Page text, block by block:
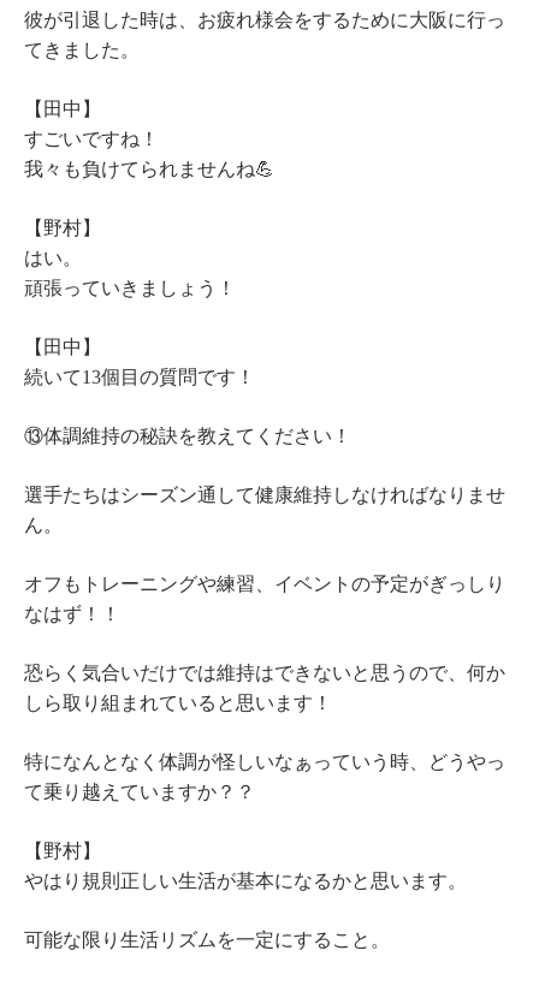
彼が引退した時は、お疲れ様会をするために大阪に行っ
てきました。
【田中】
すごいですね！
我々も負けてられませんね💪
【野村】
はい。
頑張っていきましょう！
【田中】
続いて13個目の質問です！
⑬体調維持の秘訣を教えてください！
選手たちはシーズン通して健康維持しなければなりませ
ん。
オフもトレーニングや練習、イベントの予定がぎっしり
なはず！！
恐らく気合いだけでは維持はできないと思うので、何か
しら取り組まれていると思います！
特になんとなく体調が怪しいなぁっていう時、どうやっ
て乗り越えていますか？？
【野村】
やはり規則正しい生活が基本になるかと思います。
可能な限り生活リズムを一定にすること。